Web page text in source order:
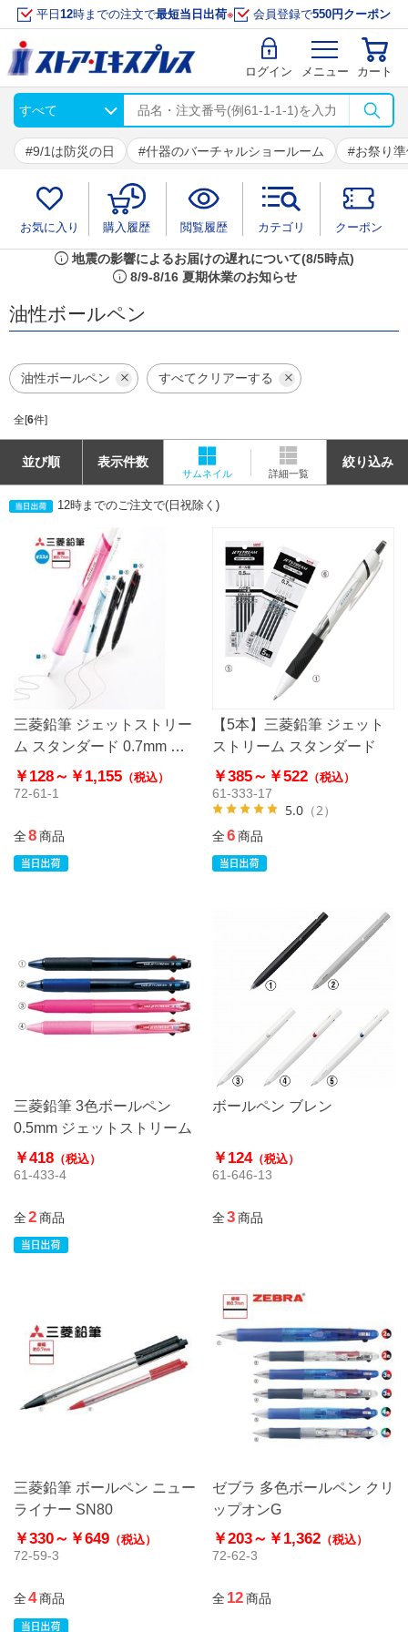
平日 12時までの注文で最短当日出荷※ 会員登録で550円クーポン
ログイン メニュー カート
9/1は防災の日 什器のバーチャルショールーム お祭り
お気に入り 購入履歴 閲覧履歴 カテゴリ クーポン
info 地震の影響によるお届けの遅れについて(8/5時点)
info 8/9-8/16 夏期休業のお知らせ
油性ボールペン
油性ボールペン すべてクリアーする
全[6件]
並び順 表示件数
サムネイル 詳細一覧
絞り込み
12時までのご注文で(日祝除く)
三菱鉛筆 ジェットストリー
ム スタンダード 0.7mm 油
性ボールペン SXN-150-07
￥128～ ￥1,155 （税込）
72-61-1
全8商品
【5本】三菱鉛筆 ジェット
ストリーム スタンダード
￥385～ ￥522（税込）
61-333-17
5.0（2）
全6商品
三菱鉛筆 3色ボールペン
0.5mm ジェットストリーム
￥418 （税込）
61-433-4
全2商品
ボールペン ブレン
￥124（税込）
61-646-13
全3商品
三菱鉛筆 ボールペン ニュー
ライナー SN80
￥330～ ￥649 （税込）
72-59-3
全4商品
ゼブラ 多色ボールペン クリ
ップオンG
￥203～ ￥1,362（税込）
72-62-3
全12商品